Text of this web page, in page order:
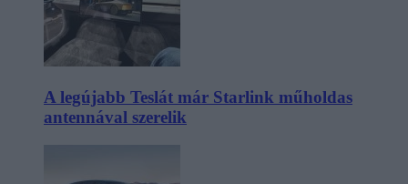
A legújabb Teslát már Starlink műholdas
antennával szerelik